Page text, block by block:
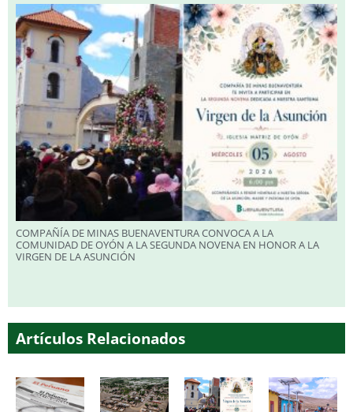
COMPAÑÍA DE MINAS BUENAVENTURA CONVOCA A LA
COMUNIDAD DE OYÓN A LA SEGUNDA NOVENA EN HONOR A LA
VIRGEN DE LA ASUNCIÓN
Artículos Relacionados